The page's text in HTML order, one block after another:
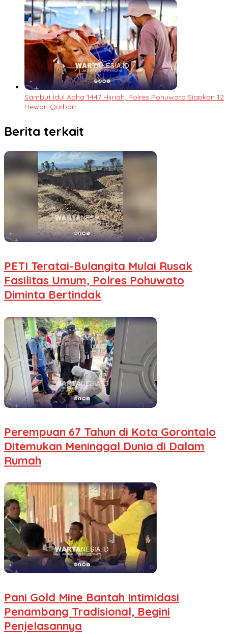
Sambut Idul Adha 1447 Hijriah, Polres Pohuwato Siapkan 12
Hewan Qurban
Berita terkait
PETI Teratai-Bulangita Mulai Rusak
Fasilitas Umum, Polres Pohuwato
Diminta Bertindak
Perempuan 67 Tahun di Kota Gorontalo
Ditemukan Meninggal Dunia di Dalam
Rumah
Pani Gold Mine Bantah Intimidasi
Penambang Tradisional, Begini
Penjelasannya